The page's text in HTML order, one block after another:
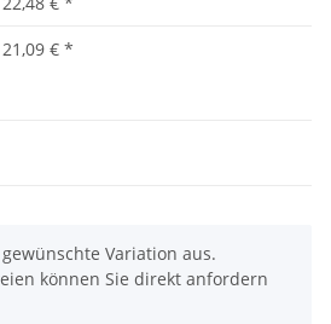
21,09 € *
Variation aus.
können Sie direkt anfordern